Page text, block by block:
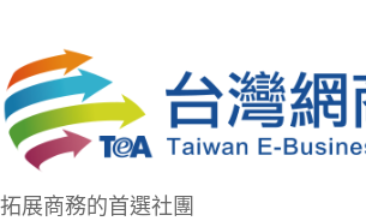
拓展商務的首選社團